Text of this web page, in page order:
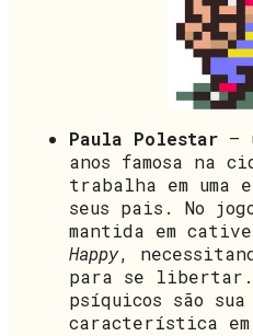
Paula Polestar –
anos famosa na
trabalha em
seus pais. No
mantida em
Happy,
para se libertar.
psíquicos são sua
característica